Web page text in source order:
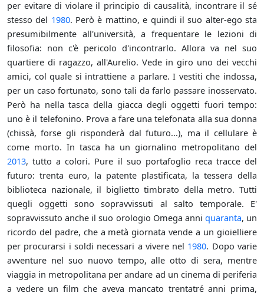
per evitare di violare il principio di causalità, incontrare il sé
stesso del 1980. Però è mattino, e quindi il suo alter-ego sta
presumibilmente all'università, a frequentare le lezioni di
filosofia: non c'è pericolo d'incontrarlo. Allora va nel suo
quartiere di ragazzo, all'Aurelio. Vede in giro uno dei vecchi
amici, col quale si intrattiene a parlare. I vestiti che indossa,
per un caso fortunato, sono tali da farlo passare inosservato.
Però ha nella tasca della giacca degli oggetti fuori tempo:
uno è il telefonino. Prova a fare una telefonata alla sua donna
(chissà, forse gli risponderà dal futuro...), ma il cellulare è
come morto. In tasca ha un giornalino metropolitano del
2013, tutto a colori. Pure il suo portafoglio reca tracce del
futuro: trenta euro, la patente plastificata, la tessera della
biblioteca nazionale, il biglietto timbrato della metro. Tutti
quegli oggetti sono sopravvissuti al salto temporale. E'
sopravvissuto anche il suo orologio Omega anni quaranta, un
ricordo del padre, che a metà giornata vende a un gioielliere
per procurarsi i soldi necessari a vivere nel 1980. Dopo varie
avventure nel suo nuovo tempo, alle otto di sera, mentre
viaggia in metropolitana per andare ad un cinema di periferia
a vedere un film che aveva mancato trentatré anni prima,